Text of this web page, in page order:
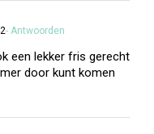
- Antwoorden
een lekker fris gerecht
door kunt komen